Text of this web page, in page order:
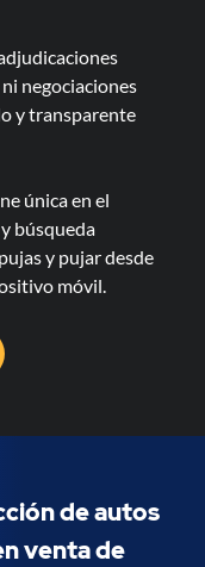
negociaciones
y transparente
única en el
búsqueda
y pujar desde
móvil.
de autos
venta de